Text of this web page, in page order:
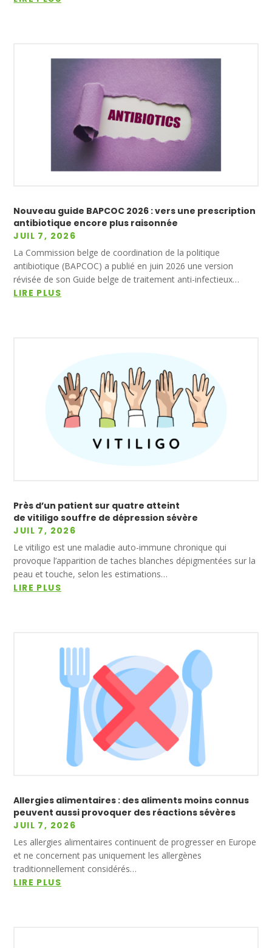
Nouveau guide BAPCOC 2026 : vers une prescription
antibiotique encore plus raisonnée
JUIL 7, 2026
La Commission belge de coordination de la politique
antibiotique (BAPCOC) a publié en juin 2026 une version
révisée de son Guide belge de traitement anti-infectieux…
LIRE PLUS
Près d’un patient sur quatre atteint
de vitiligo souffre de dépression sévère
JUIL 7, 2026
Le vitiligo est une maladie auto-immune chronique qui
provoque l’apparition de taches blanches dépigmentées sur la
peau et touche, selon les estimations…
LIRE PLUS
Allergies alimentaires : des aliments moins connus
peuvent aussi provoquer des réactions sévères
JUIL 7, 2026
Les allergies alimentaires continuent de progresser en Europe
et ne concernent pas uniquement les allergènes
traditionnellement considérés…
LIRE PLUS